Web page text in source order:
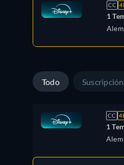
CC
1
Todo Suscripción
CC
1